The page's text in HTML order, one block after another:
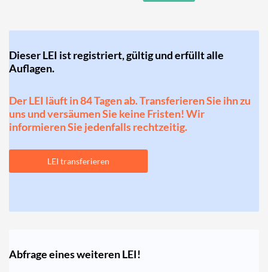
Dieser LEI ist registriert, gültig und erfüllt alle
Auflagen.
Der LEI läuft in 84 Tagen ab. Transferieren Sie ihn zu
uns und versäumen Sie keine Fristen! Wir
informieren Sie jedenfalls rechtzeitig.
LEI transferieren
Abfrage eines weiteren LEI!